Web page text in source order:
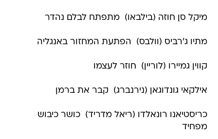
מיקל סן חוזה (בילבאו)  מתפתח לבלם נהדר
מתיו ג'רביס (וולבס)  הפתעת המחזור באנגליה
קווין גמיירו (לוריין)  חוזר לעצמו
אילקאי גונדוגאן (נירנברג)  קבר את ברמן
כריסטיאנו רונאלדו (ריאל מדריד)  כושר כיבוש
מפחיד